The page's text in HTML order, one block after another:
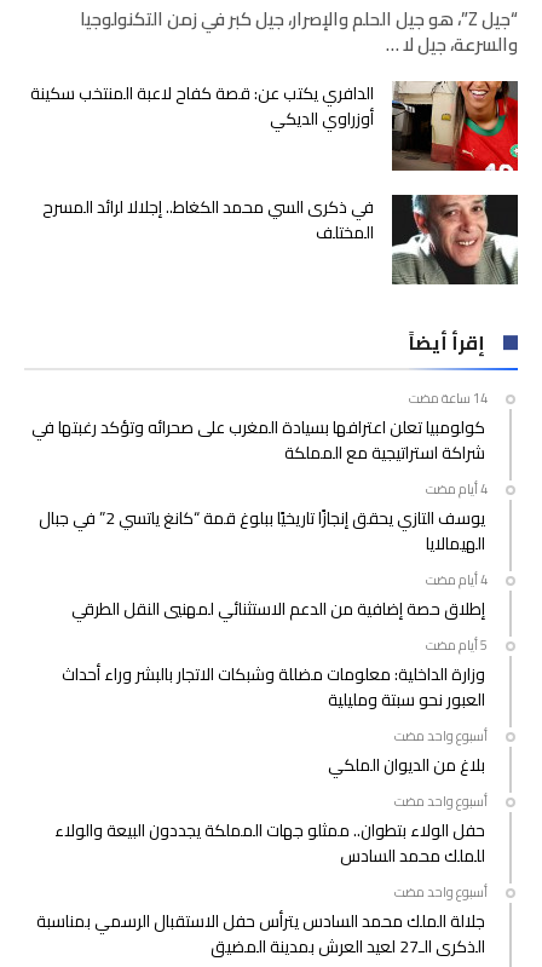
“جيل Z”، هو جيل الحلم والإصرار، جيل كبر في زمن التكنولوجيا
والسرعة، جيل لا …
الدافري يكتب عن: قصة كفاح لاعبة المنتخب سكينة
أوزراوي الديكي
في ذكرى السي محمد الكغاط.. إجلالا لرائد المسرح
المختلف
إقرأ أيضاً
كولومبيا تعلن اعترافها بسيادة المغرب على صحرائه وتؤكد رغبتها في
شراكة استراتيجية مع المملكة
يوسف التازي يحقق إنجازًا تاريخيًا ببلوغ قمة “كانغ ياتسي 2” في جبال
الهيمالايا
إطلاق حصة إضافية من الدعم الاستثنائي لمهنيي النقل الطرقي
وزارة الداخلية: معلومات مضللة وشبكات الاتجار بالبشر وراء أحداث
العبور نحو سبتة ومليلية
‫‫‫‏‫أسبوع واحد مضت‬
بلاغ من الديوان الملكي
‫‫‫‏‫أسبوع واحد مضت‬
حفل الولاء بتطوان.. ممثلو جهات المملكة يجددون البيعة والولاء
للملك محمد السادس
‫‫‫‏‫أسبوع واحد مضت‬
جلالة الملك محمد السادس يترأس حفل الاستقبال الرسمي بمناسبة
الذكرى الـ27 لعيد العرش بمدينة المضيق